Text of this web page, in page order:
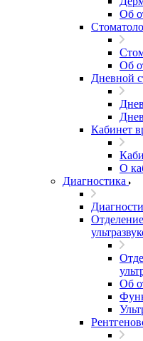
Об
Об
Дневной
Кабинет
О
Диагностика
Об